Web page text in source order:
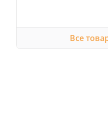
Все